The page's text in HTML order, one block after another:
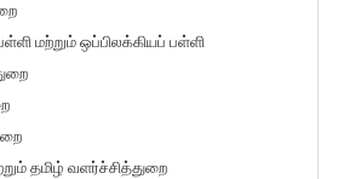
மற்றும் ஒப்பிலக்கியப் பள்ளி
தமிழ் வளர்ச்சித்துறை